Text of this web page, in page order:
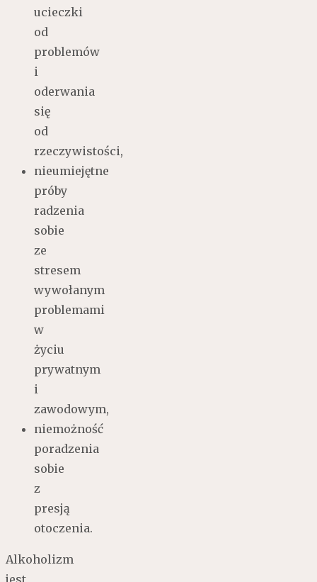
ucieczki
od
problemów
i
oderwania
się
od
rzeczywistości,
nieumiejętne
próby
radzenia
sobie
ze
stresem
wywołanym
problemami
w
życiu
prywatnym
i
zawodowym,
niemożność
poradzenia
sobie
z
presją
otoczenia.
Alkoholizm
jest